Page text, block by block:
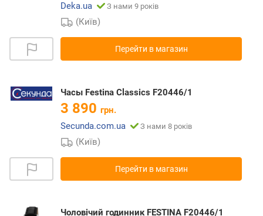
Deka.ua
З нами 9 років
(Київ)
Перейти в магазин
Часы Festina Classics F20446/1
3 890 грн.
Secunda.com.ua
З нами 8 років
(Київ)
Перейти в магазин
Чоловічий годинник FESTINA F20446/1